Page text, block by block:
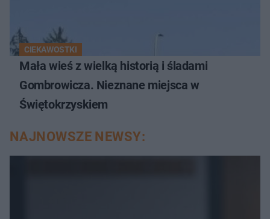
CIEKAWOSTKI
Mała wieś z wielką historią i śladami
Gombrowicza. Nieznane miejsca w
Świętokrzyskiem
NAJNOWSZE NEWSY: